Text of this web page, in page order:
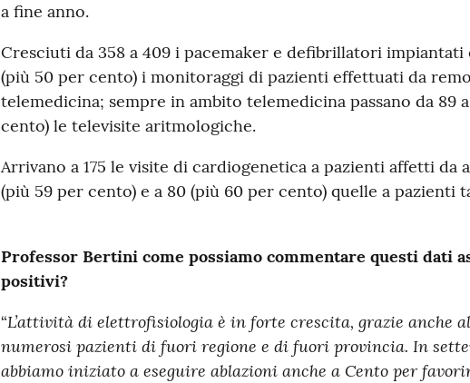
a fine anno.
Cresciuti da 358 a 409 i pacemaker e defibrillatori impiantati
(più 50 per cento) i monitoraggi di pazienti effettuati da
telemedicina; sempre in ambito telemedicina passano da 89
cento) le televisite aritmologiche.
Arrivano a 175 le visite di cardiogenetica a pazienti affetti da
(più 59 per cento) e a 80 (più 60 per cento) quelle a pazienti
Professor Bertini come possiamo commentare questi dati
positivi?
“L’attività di elettrofisiologia è in forte crescita, grazie anche
numerosi pazienti di fuori regione e di fuori provincia. In
abbiamo iniziato a eseguire ablazioni anche a Cento per